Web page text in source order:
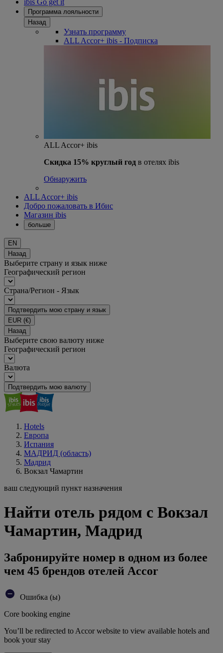
ibis Go get it
Программа лояльности
Назад
Узнать программу
ALL Accor+ ibis - Подписка
ALL Accor+ ibis
Скидка 15% круглый год в отелях ibis
Обнаружить
ALL Accor+ ibis
Добро пожаловать в Ибис
Магазин ibis
больше
EN
Назад
Выберите страну и язык ниже
Географический регион
Страна/Регион - Язык
Подтвердить мою страну и язык
EUR (€)
Назад
Выберите свою валюту ниже
Географический регион
Валюта
Подтвердить мою валюту
Hotels
Европа
Испания
МАДРИД (область)
Мадрид
Вокзал Чамартин
ваш следующий пункт назначения
Найти отель рядом с Вокзал
Чамартин, Мадрид
Забронируйте номер в одном из более
чем 45 брендов отелей Accor
Ошибка (ы)
Core booking engine
You’ll be redirected to Accor website to view available hotels and
book your stay